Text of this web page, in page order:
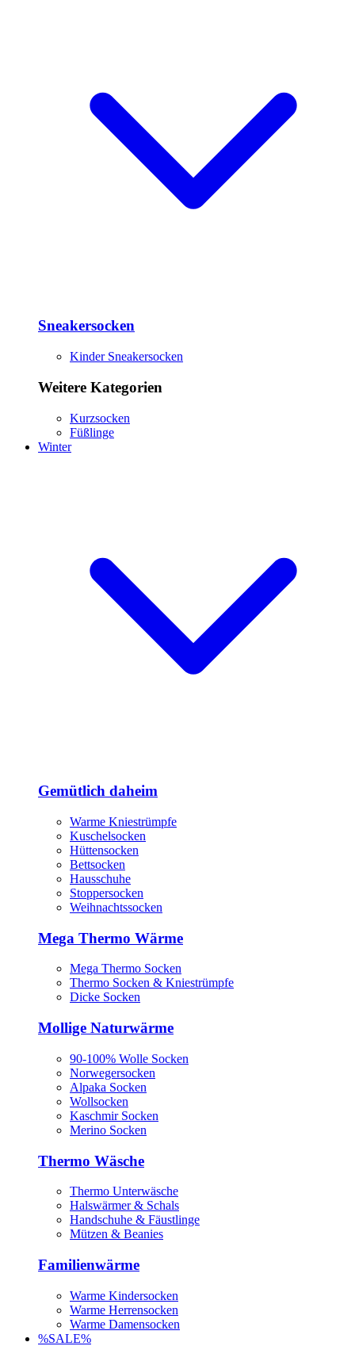
Sneakersocken
Kinder Sneakersocken
Weitere Kategorien
Kurzsocken
Füßlinge
Winter
Gemütlich daheim
Warme Kniestrümpfe
Kuschelsocken
Hüttensocken
Bettsocken
Hausschuhe
Stoppersocken
Weihnachtssocken
Mega Thermo Wärme
Mega Thermo Socken
Thermo Socken & Kniestrümpfe
Dicke Socken
Mollige Naturwärme
90-100% Wolle Socken
Norwegersocken
Alpaka Socken
Wollsocken
Kaschmir Socken
Merino Socken
Thermo Wäsche
Thermo Unterwäsche
Halswärmer & Schals
Handschuhe & Fäustlinge
Mützen & Beanies
Familienwärme
Warme Kindersocken
Warme Herrensocken
Warme Damensocken
%SALE%